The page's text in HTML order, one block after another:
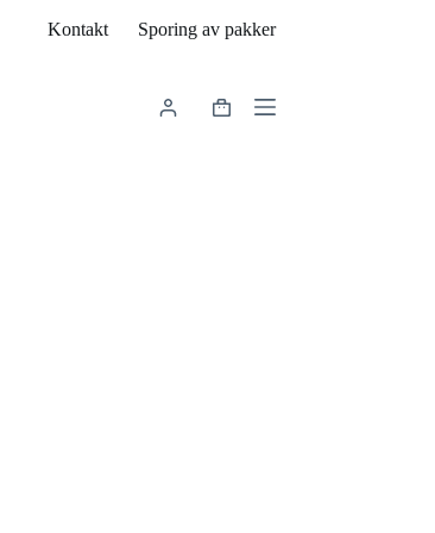
Kontakt Sporing av pakker
Handlekurv